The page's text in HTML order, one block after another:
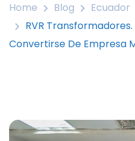
Home Blog
Ecuador
RVR
Convertirse De Empresa